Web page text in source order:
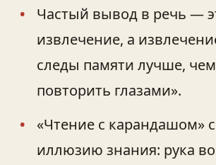
Частый вывод в речь —
извлечение, а
следы памяти лучше,
повторить глазами».
«Чтение с карандашом»
иллюзию знания: рука